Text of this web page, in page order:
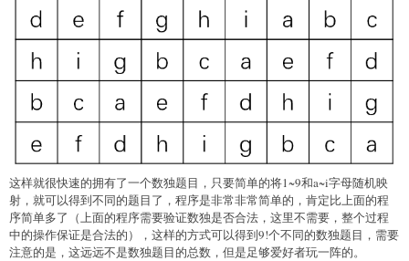
这样就很快速的拥有了一个数独题目，只要简单的将1~9和a~i字母随机映
射，就可以得到不同的题目了，程序是非常非常简单的，肯定比上面的程
序简单多了（上面的程序需要验证数独是否合法，这里不需要，整个过程
中的操作保证是合法的），这样的方式可以得到9!个不同的数独题目，需要
注意的是，这远远不是数独题目的总数，但是足够爱好者玩一阵的。